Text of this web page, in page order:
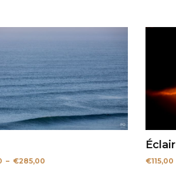
– €285,00Plage
Éclair
€115,00